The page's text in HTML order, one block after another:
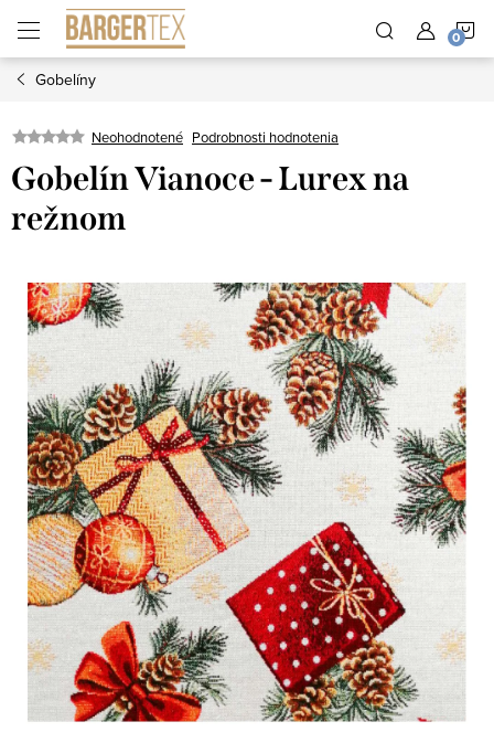
obsah
Gobelíny
Neohodnotené Podrobnosti hodnotenia
Gobelín Vianoce - Lurex na
režnom